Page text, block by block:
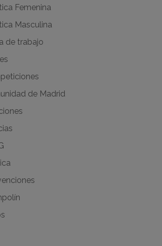
Femenina
Masculina
de trabajo
de Madrid